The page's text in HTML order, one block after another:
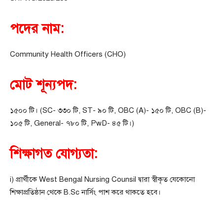
পদের নাম:
Community Health Officers (CHO)
মোট শূন্যপদ:
১৫০০ টি। (SC- ৩৩০ টি, ST- ৯০ টি, OBC (A)- ১৫০ টি, OBC (B)-
১০৫ টি, General- ৭৮০ টি, PwD- ৪৫ টি।)
শিক্ষাগত যোগ্যতা:
i) প্রার্থীকে West Bengal Nursing Counsil দ্বারা স্বীকৃত যেকোনো
শিক্ষাপ্রতিষ্ঠান থেকে B.Sc নার্সিং পাশ করে থাকতে হবে।